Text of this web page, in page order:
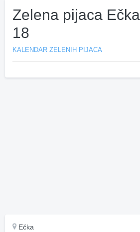
Zelena pijaca
18
KALENDAR ZELENIH PIJACA
Ečka